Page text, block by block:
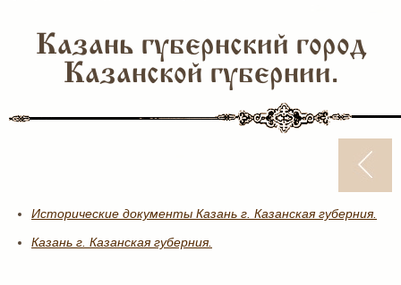
Казань губернский город
Казанской губернии.
Исторические документы Казань г. Казанская губерния.
Казань г. Казанская губерния.